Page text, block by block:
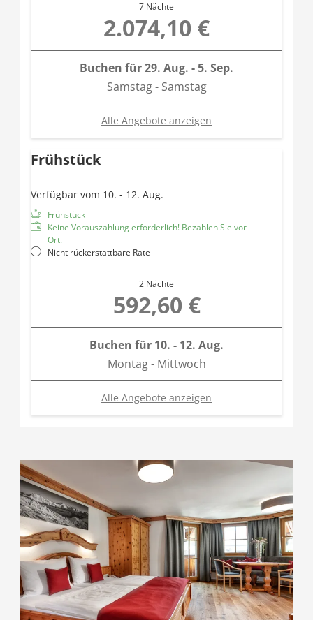
7 Nächte
2.074,10 €
Buchen für29. Aug. - 5. Sep.
Samstag - Samstag
Alle Angebote anzeigen
Frühstück
Verfügbar vom 10. - 12. Aug.
Frühstück
Keine Vorauszahlung erforderlich! Bezahlen Sie vor
Ort.
Nicht rückerstattbare Rate
2 Nächte
592,60 €
Buchen für 10. - 12. Aug.
Montag - Mittwoch
Alle Angebote anzeigen